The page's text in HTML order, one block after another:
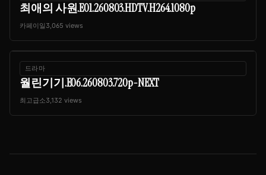
최애의 사원.E01.260803.HDTV.H264.1080p
카페이일 3,065 views
드라마
월린기기.E06.260803.720p-NEXT
최고급소3,132 views